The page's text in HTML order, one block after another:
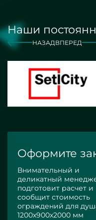
Наши
НАЗАД ВПЕРЕД
Оформите
Внимательный и
деликатный
подготовит расчет и
сообщит стоимость
ограждений для
1200х900х2000 мм